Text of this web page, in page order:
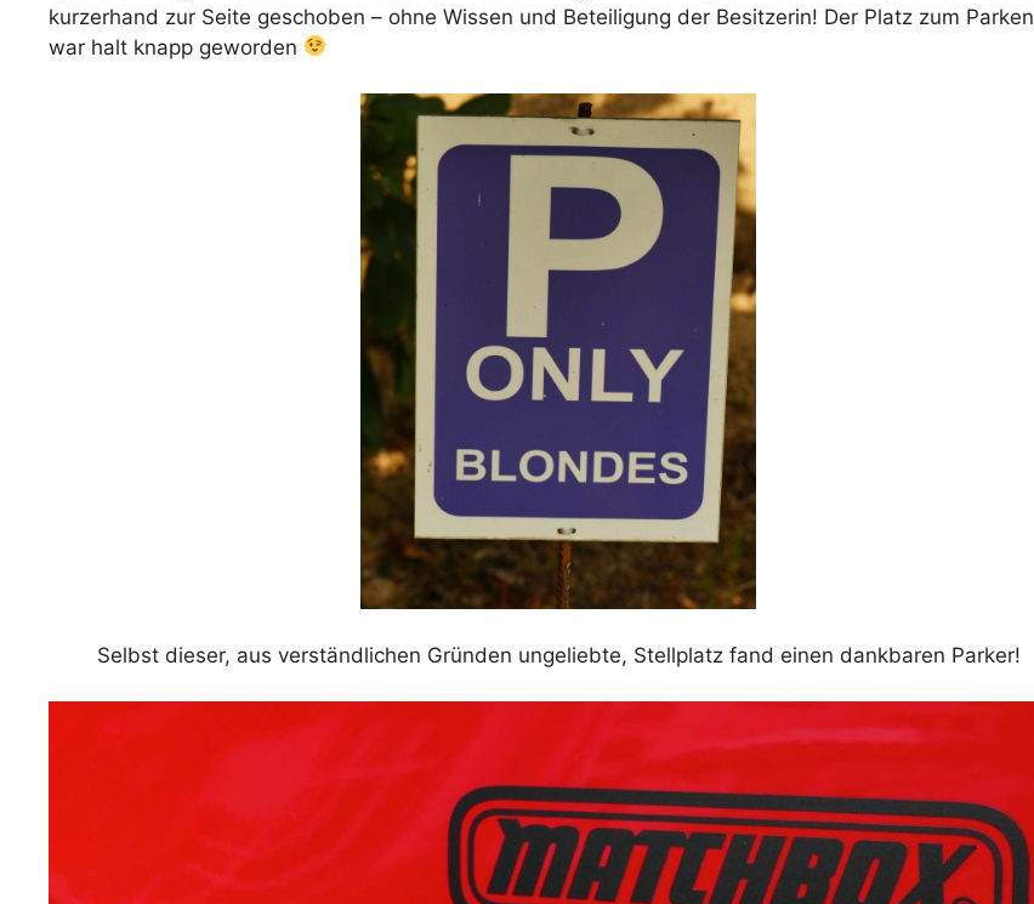
kurzerhand zur Seite geschoben – ohne Wissen und Beteiligung der Besitzerin! Der Platz zum Parken
war halt knapp geworden
Selbst dieser, aus verständlichen Gründen ungeliebte, Stellplatz fand einen dankbaren Parker!